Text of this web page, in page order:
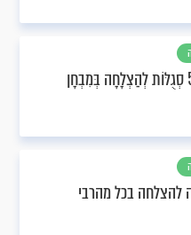
להצלחה בכל מהרבי